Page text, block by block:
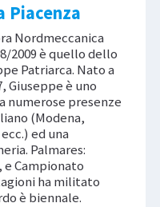
Piacenza
Nordmeccanica
2009 è quello dello
Patriarca. Nato a
Giuseppe è uno
numerose presenze
(Modena,
ed una
Palmares:
e Campionato
ha militato
è biennale.